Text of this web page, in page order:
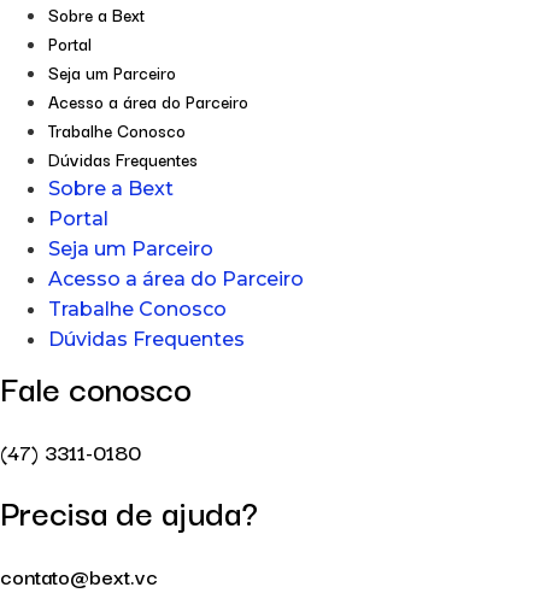
Sobre a Bext
Portal
Seja um Parceiro
Acesso a área do Parceiro
Trabalhe Conosco
Dúvidas Frequentes
Sobre a Bext
Portal
Seja um Parceiro
Acesso a área do Parceiro
Trabalhe Conosco
Dúvidas Frequentes
Fale conosco
(47) 3311-0180
Precisa de ajuda?
contato@bext.vc